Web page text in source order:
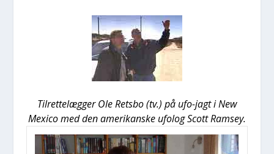
Til­ret­te­læg­ger Ole Rets­bo (tv.) på ufo-jagt i New
Mexi­co med den ame­ri­kan­ske ufo­log Scott Ram­sey.